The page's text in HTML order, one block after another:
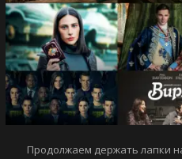
Продолжаем держать лапки